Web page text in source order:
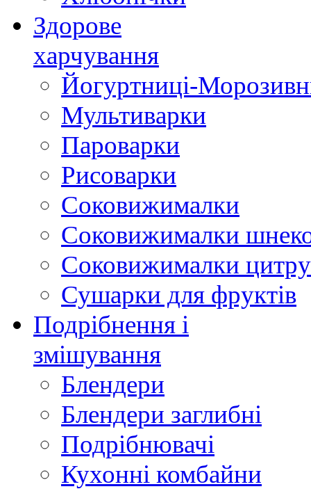
Здорове
харчування
Йогуртниці-
Мультиварки
Пароварки
Рисоварки
Соковижималки
Соковижималки
Соковижималки
Сушарки для фруктів
Подрібнення і
змішування
Блендери
Блендери заглибні
Подрібнювачі
Кухонні комбайни